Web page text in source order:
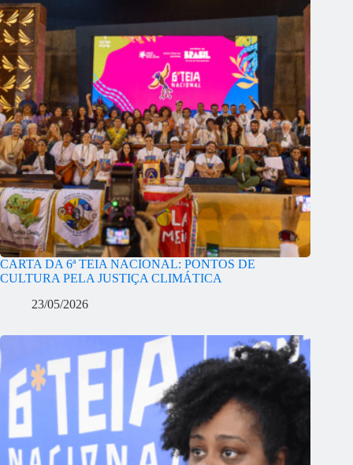
CARTA DA 6ª TEIA NACIONAL: PONTOS DE
CULTURA PELA JUSTIÇA CLIMÁTICA
23/05/2026